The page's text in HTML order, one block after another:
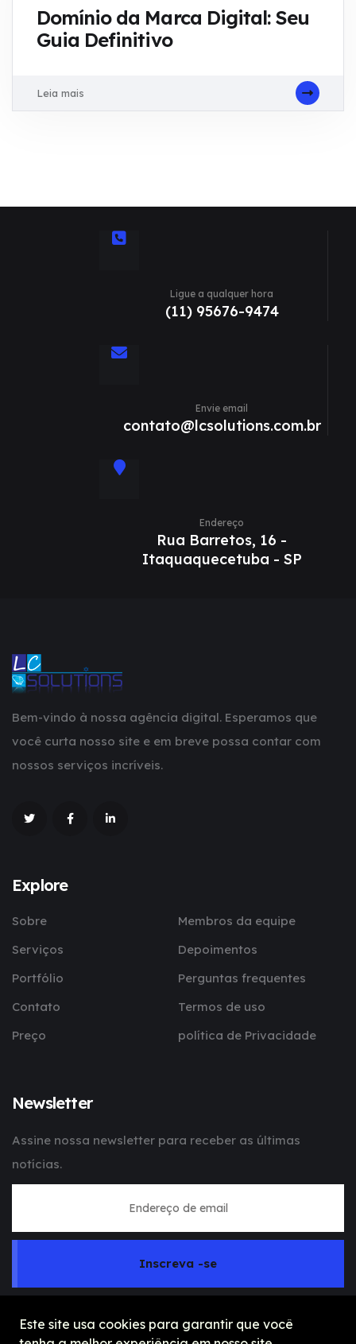
Este site usa cookies para garantir que você
Domínio da Marca Digital: Seu
Guia Definitivo
Leia mais
Ligue a qualquer hora
(11) 95676-9474
Envie email
contato@lcsolutions.com.br
Endereço
Rua Barretos, 16 -
Itaquaquecetuba - SP
Bem-vindo à nossa agência digital. Esperamos que
você curta nosso site e em breve possa contar com
nossos serviços incríveis.
Explore
Sobre
Membros da equipe
Serviços
Depoimentos
Portfólio
Perguntas frequentes
Contato
Termos de uso
Preço
política de Privacidade
Newsletter
Assine nossa newsletter para receber as últimas
notícias.
Inscreva -se